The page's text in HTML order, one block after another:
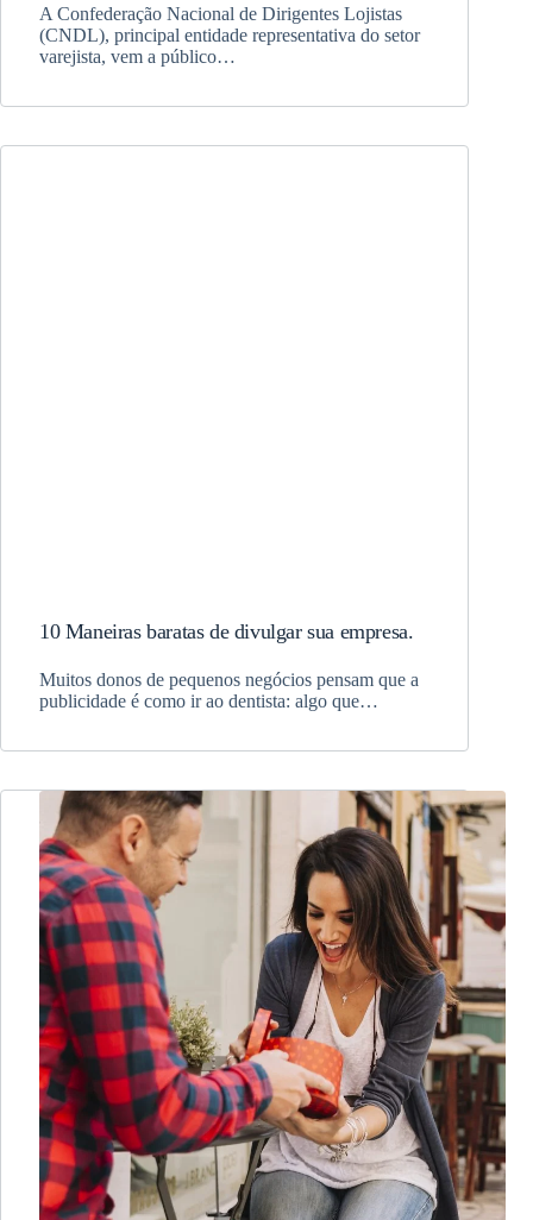
A Confederação Nacional de Dirigentes Lojistas
(CNDL), principal entidade representativa do setor
varejista, vem a público…
10 Maneiras baratas de divulgar sua empresa.
Muitos donos de pequenos negócios pensam que a
publicidade é como ir ao dentista: algo que…